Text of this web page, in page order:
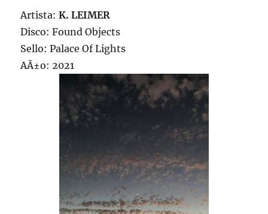
Artista:K. LEIMER
Disco: Found Objects
Sello: Palace Of Lights
AÃ±o: 2021